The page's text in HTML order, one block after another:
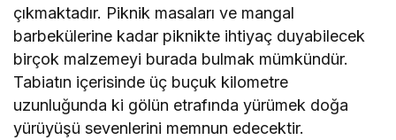
çıkmaktadır. Piknik masaları ve mangal
barbekülerine kadar piknikte ihtiyaç duyabilecek
birçok malzemeyi burada bulmak mümkündür.
Tabiatın içerisinde üç buçuk kilometre
uzunluğunda ki gölün etrafında yürümek doğa
yürüyüşü sevenlerini memnun edecektir.